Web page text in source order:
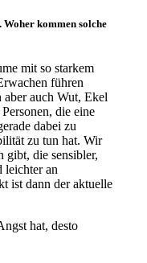
Woher kommen solche
mit so starkem
führen
aber auch Wut, Ekel
die eine
dabei zu
zu tun hat. Wir
gibt, die sensibler,
leichter an
ist dann der aktuelle
hat, desto